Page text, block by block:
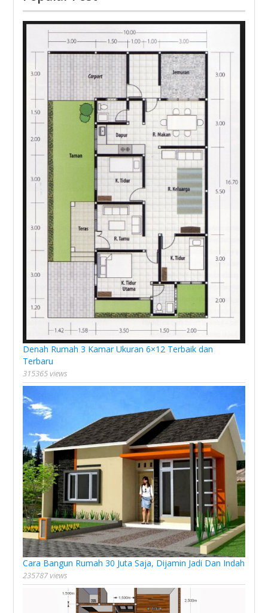
Denah Rumah 3 Kamar Ukuran 6×12 Terbaik dan
Terbaru
315365 views
Cara Bangun Rumah 30 Juta Saja, Dijamin Jadi Dan Indah
235787 views